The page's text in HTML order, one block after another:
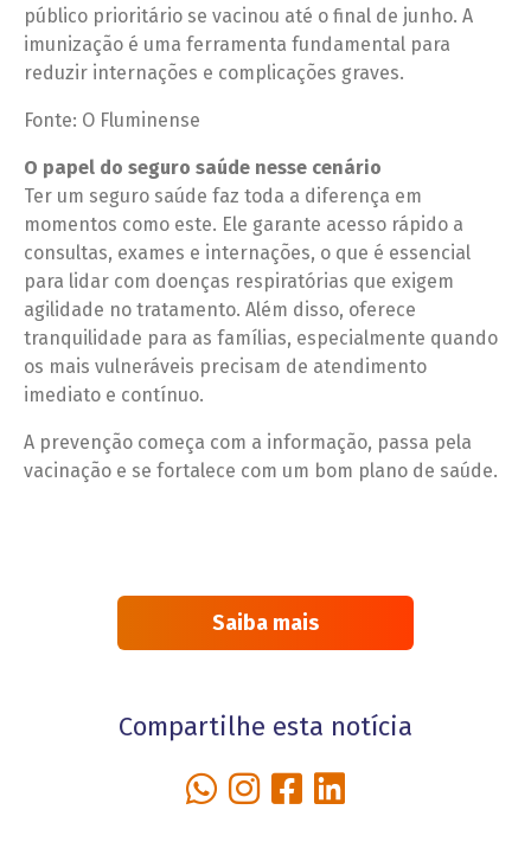
público prioritário se vacinou até o final de junho. A
imunização é uma ferramenta fundamental para
reduzir internações e complicações graves.
Fonte: O Fluminense
O papel do seguro saúde nesse cenário
Ter um seguro saúde faz toda a diferença em
momentos como este. Ele garante acesso rápido a
consultas, exames e internações, o que é essencial
para lidar com doenças respiratórias que exigem
agilidade no tratamento. Além disso, oferece
tranquilidade para as famílias, especialmente quando
os mais vulneráveis precisam de atendimento
imediato e contínuo.
A prevenção começa com a informação, passa pela
vacinação e se fortalece com um bom plano de saúde.
Saiba mais
Compartilhe esta notícia